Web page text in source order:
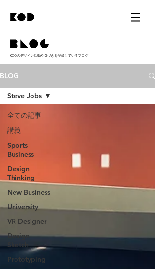
​KODのデザイン活動や気づきを記録しているブログ
BLOG
全ての記事
講義
Sports
Business
Design
Thinking
New Business
University
VR Designer
Design
Sketch
Prototyping
Steve Jobs